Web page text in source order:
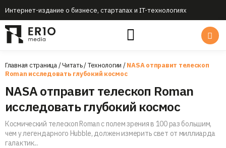
Интернет-издание о бизнесе, стартапах и IT-технологиях
Главная страница/Читать/Технологии /NASA отправит телескоп
Roman исследовать глубокий космос
NASA отправит телескоп Roman
исследовать глубокий космос
Космический телескоп Roman с полем зрения в 100 раз большим,
чем у легендарного Hubble, должен измерить свет от миллиарда
галактик...